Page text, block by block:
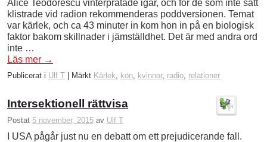
Alice Teodorescu vinterpratade igår, och för de som inte satt
klistrade vid radion rekommenderas poddversionen. Temat
var kärlek, och ca 43 minuter in kom hon in på en biologisk
faktor bakom skillnader i jämställdhet. Det är med andra ord
inte …
Läs mer →
Publicerat i Ulf T Märkt Kärlek, kön, kvinnor, radio, relationer
Intersektionell rättvisa
Postat 5 november, 2015 av Ulf T
I USA pågår just nu en debatt om ett prejudicerande fall.